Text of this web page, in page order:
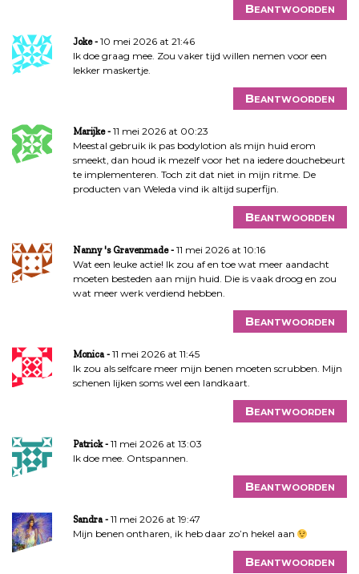
Beantwoorden
Joke
10 mei 2026 at 21:46
Ik doe graag mee. Zou vaker tijd willen nemen voor een
lekker maskertje.
Beantwoorden
Marijke
11 mei 2026 at 00:23
Meestal gebruik ik pas bodylotion als mijn huid erom
smeekt, dan houd ik mezelf voor het na iedere douchebeurt
te implementeren. Toch zit dat niet in mijn ritme. De
producten van Weleda vind ik altijd superfijn.
Beantwoorden
Nanny 's Gravenmade
11 mei 2026 at 10:16
Wat een leuke actie! Ik zou af en toe wat meer aandacht
moeten besteden aan mijn huid. Die is vaak droog en zou
wat meer werk verdiend hebben.
Beantwoorden
Monica
11 mei 2026 at 11:45
Ik zou als selfcare meer mijn benen moeten scrubben. Mijn
schenen lijken soms wel een landkaart.
Beantwoorden
Patrick
11 mei 2026 at 13:03
Ik doe mee. Ontspannen.
Beantwoorden
Sandra
11 mei 2026 at 19:47
Mijn benen ontharen, ik heb daar zo’n hekel aan
Beantwoorden